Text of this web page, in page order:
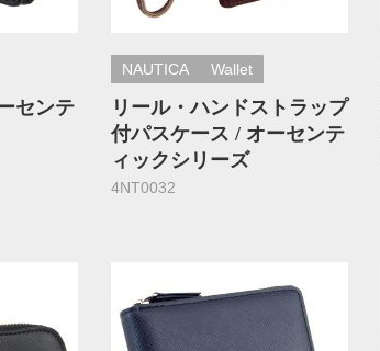
センテ
NAUTICA Wallet
リール・ハンドストラップ
付パスケース / オーセンテ
ィックシリーズ
4NT0032